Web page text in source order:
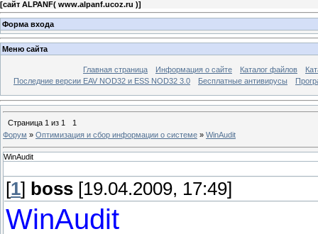
[сайт ALPANF( www.alpanf.ucoz.ru )]
Форма входа
Меню сайта
Главная страница Информация о сайте Каталог файлов
Последние версии EAV NOD32 и ESS NOD32 3.0
Бесплатные антивирусы
Страница 1 из 1
1
Форум » Оптимизация и сбор информации о системе » WinAudit
WinAudit
[1] boss [19.04.2009, 17:49]
WinAudit